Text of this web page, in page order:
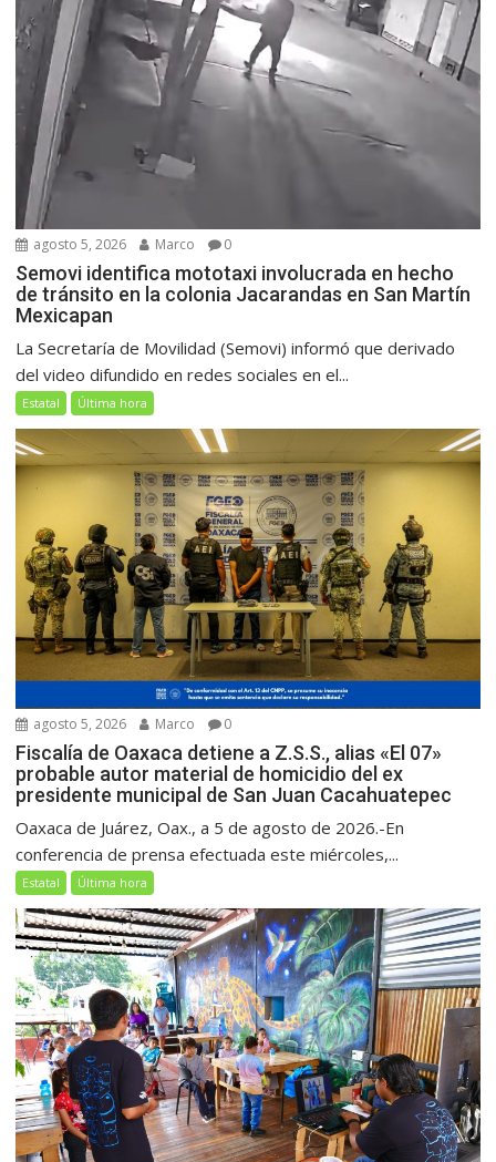
agosto 5, 2026 Marco 0
Semovi identifica mototaxi involucrada en hecho
de tránsito en la colonia Jacarandas en San Martín
Mexicapan
La Secretaría de Movilidad (Semovi) informó que derivado
del video difundido en redes sociales en el...
Estatal Última hora
agosto 5, 2026 Marco 0
Fiscalía de Oaxaca detiene a Z.S.S., alias «El 07»
probable autor material de homicidio del ex
presidente municipal de San Juan Cacahuatepec
Oaxaca de Juárez, Oax., a 5 de agosto de 2026.-En
conferencia de prensa efectuada este miércoles,...
Estatal Última hora